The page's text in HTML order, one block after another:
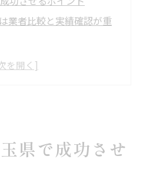
業者比較と実績確認が重
ランキング活用術を解説
の外壁塗装知識
県で成功させ